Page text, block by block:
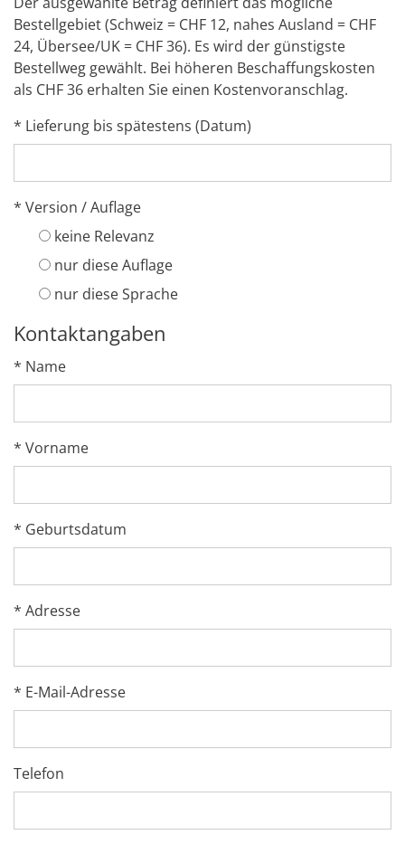
Bestellgebiet (Schweiz = CHF 12, nahes Ausland = CHF
24, Übersee/UK = CHF 36). Es wird der günstigste
Bestellweg gewählt. Bei höheren Beschaffungskosten
als CHF 36 erhalten Sie einen Kostenvoranschlag.
* Lieferung bis spätestens (Datum)
* Version / Auflage
keine Relevanz
nur diese Auflage
nur diese Sprache
Kontaktangaben
* Name
* Vorname
* Geburtsdatum
* Adresse
* E-Mail-Adresse
Telefon